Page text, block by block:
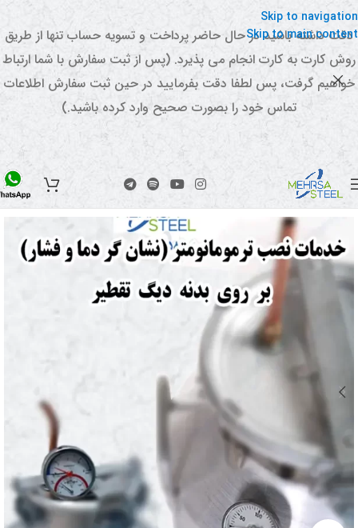
Skip to navigation
Skip to main content
دقت داشته باشید در حال حاضر پرداخت و تسویه حساب تنها از طریق
روش کارت به کارت انجام می پذیرد. (پس از ثبت سفارش با شما ارتباط
خواهیم گرفت، پس لطفا دقت بفرمایید در حین ثبت سفارش اطلاعات
تماس خود را بصورت صحیح وارد کرده باشید.)